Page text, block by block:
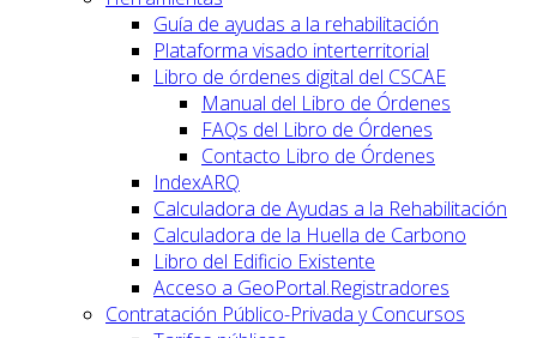
Guía de ayudas a la rehabilitación
Plataforma visado interterritorial
Libro de órdenes digital del CSCAE
Manual del Libro de Órdenes
FAQs del Libro de Órdenes
Contacto Libro de Órdenes
IndexARQ
Calculadora de Ayudas a la Rehabilitación
Calculadora de la Huella de Carbono
Libro del Edificio Existente
Acceso a GeoPortal.Registradores
Contratación Público-Privada y Concursos